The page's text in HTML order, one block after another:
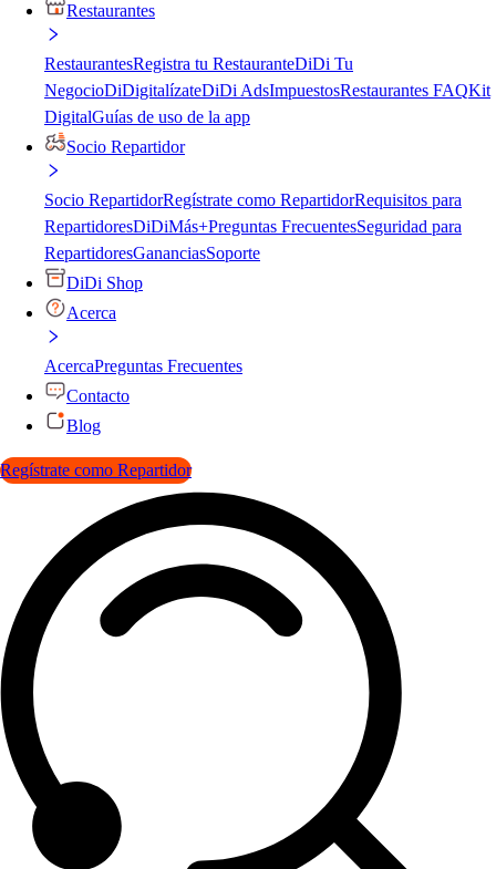
Restaurantes
RestaurantesRegistra tu RestauranteDiDi Tu
NegocioDiDigitalízateDiDi AdsImpuestosRestaurantes FAQKit
DigitalGuías de uso de la app
Socio Repartidor
Socio RepartidorRegístrate como RepartidorRequisitos para
RepartidoresDiDiMás+Preguntas FrecuentesSeguridad para
RepartidoresGananciasSoporte
DiDi Shop
Acerca
AcercaPreguntas Frecuentes
Contacto
Blog
Regístrate como Repartidor